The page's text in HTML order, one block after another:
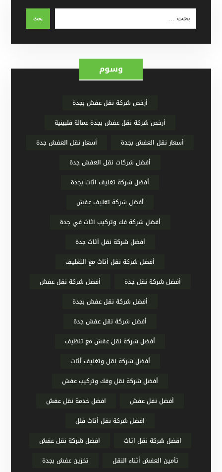
وسوم
أرخص شركة نقل عفش بجدة
أرخص شركة نقل عفش بجدة عمالة فلبينية
أسعار نقل العفش بجدة
أسعار نقل العفش جدة
أفضل شركات نقل العفش جدة
أفضل شركة تغليف اثاث بجدة
أفضل شركة تغليف عفش
أفضل شركة فك وتركيب اثاث في جدة
أفضل شركة نقل أثاث جدة
أفضل شركة نقل أثاث مع التغليف
أفضل شركة نقل جدة
أفضل شركة نقل عفش
أفضل شركة نقل عفش بجدة
أفضل شركة نقل عفش جدة
أفضل شركة نقل عفش مع تنظيف
أفضل شركة نقل وتغليف أثاث
أفضل شركة نقل وفك وتركيب عفش
أفضل نفل عفش
افضل خدمة نقل عفش
افضل شركة نقل أثاث فلل
افضل شركة نقل اثاث
افضل شركة نقل عفش
تأمين العفش أثناء النقل
تخزين عفش بجدة